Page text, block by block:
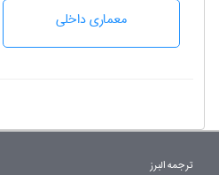
معماری داخلی
ترجمه البرز